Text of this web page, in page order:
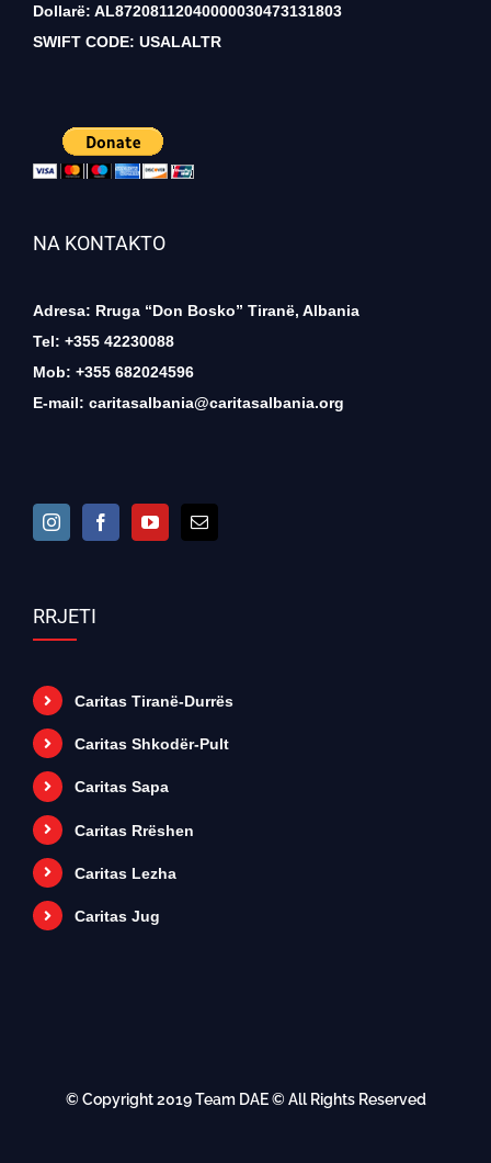
Dollarë: AL87208112040000030473131803
SWIFT CODE: USALALTR
NA KONTAKTO
Adresa: Rruga “Don Bosko” Tiranë, Albania
Tel: +355 42230088
Mob: +355 682024596
E-mail: caritasalbania@caritasalbania.org
RRJETI
Caritas Tiranë-Durrës
Caritas Shkodër-Pult
Caritas Sapa
Caritas Rrëshen
Caritas Lezha
Caritas Jug
© Copyright 2019Team DAE© All Rights Reserved